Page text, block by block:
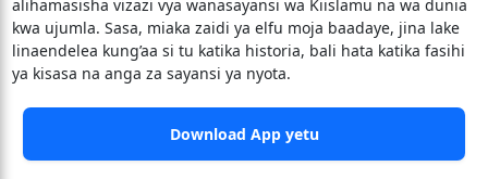
alihamasisha vizazi vya wanasayansi wa Kiislamu na wa dunia
kwa ujumla. Sasa, miaka zaidi ya elfu moja baadaye, jina lake
linaendelea kung’aa si tu katika historia, bali hata katika fasihi
ya kisasa na anga za sayansi ya nyota.
Download App yetu